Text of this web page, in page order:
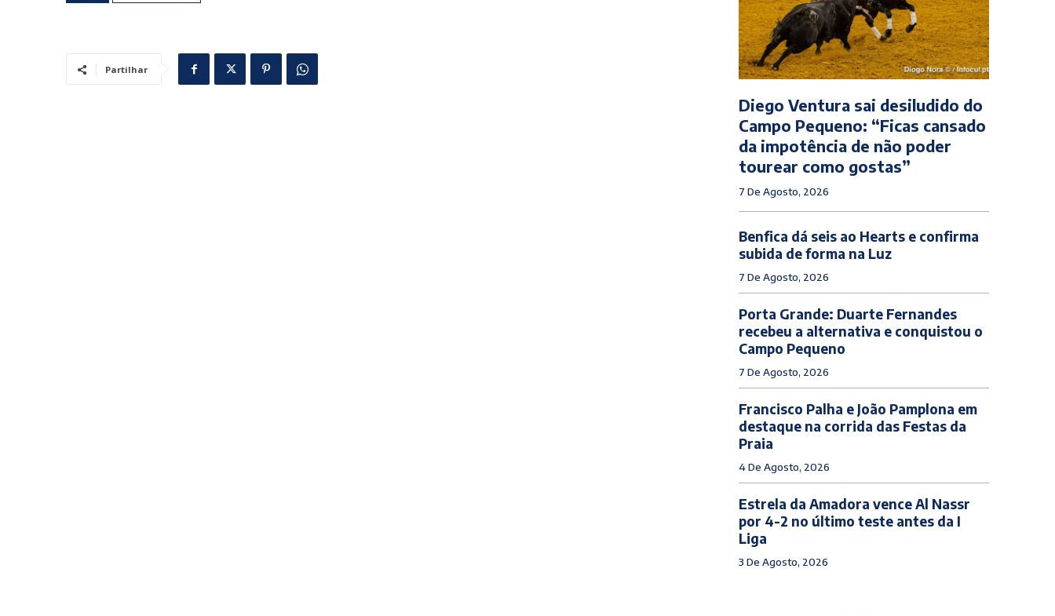
Partilhar
Diego Ventura sai desiludido do
Campo Pequeno: “Ficas cansado
da impotência de não poder
tourear como gostas”
7 De Agosto, 2026
Benfica dá seis ao Hearts e confirma
subida de forma na Luz
7 De Agosto, 2026
Porta Grande: Duarte Fernandes
recebeu a alternativa e conquistou o
Campo Pequeno
7 De Agosto, 2026
Francisco Palha e João Pamplona em
destaque na corrida das Festas da
Praia
4 De Agosto, 2026
Estrela da Amadora vence Al Nassr
por 4-2 no último teste antes da I
Liga
3 De Agosto, 2026